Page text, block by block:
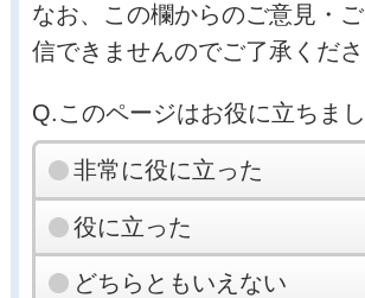
なお、この欄からのご意見・
信できませんのでご了承くださ
Q.このページはお役に立ちま
非常に役に立った
役に立った
どちらともいえない